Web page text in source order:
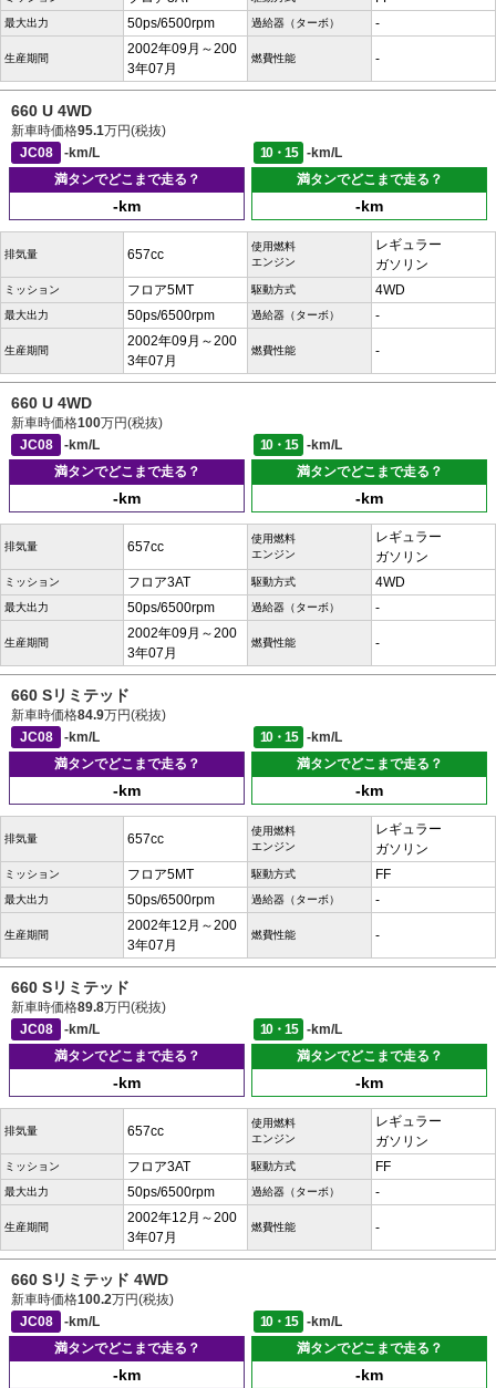
最大出力 50ps/6500rpm 過給器（ターボ） -
生産期間
2002年09月～200
3年07月
燃費性能 -
660 U 4WD
新車時価格95.1万円(税抜)
JC08
-km/L 10・15
-km/L
満タンでどこまで走る？
-km
満タンでどこまで走る？
-km
排気量 657cc
使用燃料
エンジン
レギュラー
ガソリン
ミッション フロア5MT 駆動方式 4WD
最大出力 50ps/6500rpm 過給器（ターボ） -
生産期間
2002年09月～200
3年07月
燃費性能 -
660 U 4WD
新車時価格100万円(税抜)
JC08
-km/L 10・15
-km/L
満タンでどこまで走る？
-km
満タンでどこまで走る？
-km
排気量 657cc
使用燃料
エンジン
レギュラー
ガソリン
ミッション フロア3AT 駆動方式 4WD
最大出力 50ps/6500rpm 過給器（ターボ） -
生産期間
2002年09月～200
3年07月
燃費性能 -
660 Sリミテッド
新車時価格84.9万円(税抜)
JC08
-km/L 10・15
-km/L
満タンでどこまで走る？
-km
満タンでどこまで走る？
-km
排気量 657cc
使用燃料
エンジン
レギュラー
ガソリン
ミッション フロア5MT 駆動方式 FF
最大出力 50ps/6500rpm 過給器（ターボ） -
生産期間
2002年12月～200
3年07月
燃費性能 -
660 Sリミテッド
新車時価格89.8万円(税抜)
JC08
-km/L 10・15
-km/L
満タンでどこまで走る？
-km
満タンでどこまで走る？
-km
排気量 657cc
使用燃料
エンジン
レギュラー
ガソリン
ミッション フロア3AT 駆動方式 FF
最大出力 50ps/6500rpm 過給器（ターボ） -
生産期間
2002年12月～200
3年07月
燃費性能 -
660 Sリミテッド 4WD
新車時価格100.2万円(税抜)
JC08
-km/L 10・15
-km/L
満タンでどこまで走る？
-km
満タンでどこまで走る？
-km